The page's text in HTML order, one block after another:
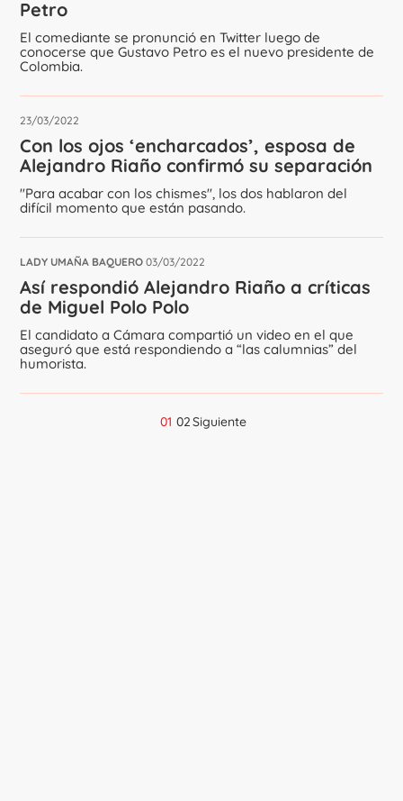
Petro
El comediante se pronunció en Twitter luego de
conocerse que Gustavo Petro es el nuevo presidente de
Colombia.
23/03/2022
Con los ojos ‘encharcados’, esposa de
Alejandro Riaño confirmó su separación
"Para acabar con los chismes", los dos hablaron del
difícil momento que están pasando.
LADY UMAÑA BAQUERO 03/03/2022
Así respondió Alejandro Riaño a críticas
de Miguel Polo Polo
El candidato a Cámara compartió un video en el que
aseguró que está respondiendo a “las calumnias” del
humorista.
01 02Siguiente